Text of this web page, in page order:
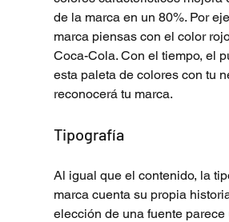
de la marca en un 80%. Por
marca piensas con el color
Coca-Cola. Con el tiempo, el
esta paleta de colores con tu
reconocerá tu marca.
Tipografía
Al igual que el contenido, la
marca cuenta su propia
elección de una fuente